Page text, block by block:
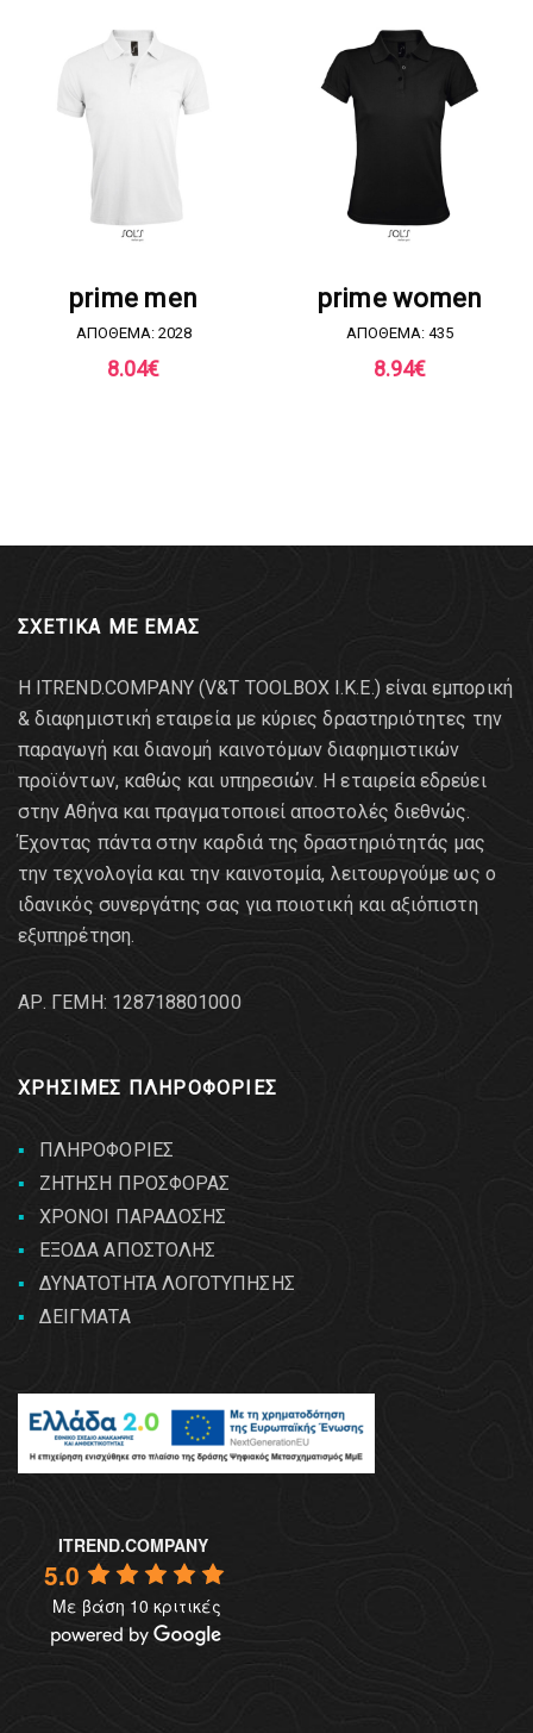
prime men
ΑΠΟΘΕΜΑ: 2028
8.04€
prime women
ΑΠΟΘΕΜΑ: 435
8.94€
ΣΧΕΤΙΚΑ ΜΕ ΕΜΑΣ
Η ITREND.COMPANY (V&T TOOLBOX Ι.Κ.Ε.) είναι εμπορική
& διαφημιστική εταιρεία με κύριες δραστηριότητες την
παραγωγή και διανομή καινοτόμων διαφημιστικών
προϊόντων, καθώς και υπηρεσιών. Η εταιρεία εδρεύει
στην Αθήνα και πραγματοποιεί αποστολές διεθνώς.
Έχοντας πάντα στην καρδιά της δραστηριότητάς μας
την τεχνολογία και την καινοτομία, λειτουργούμε ως ο
ιδανικός συνεργάτης σας για ποιοτική και αξιόπιστη
εξυπηρέτηση.
AΡ. ΓΕΜΗ: 128718801000
ΧΡΗΣΙΜΕΣ ΠΛΗΡΟΦΟΡΙΕΣ
ΠΛΗΡΟΦΟΡΙΕΣ
ΖΗΤΗΣΗ ΠΡΟΣΦΟΡΑΣ
ΧΡΟΝΟΙ ΠΑΡΑΔΟΣΗΣ
ΕΞΟΔΑ ΑΠΟΣΤΟΛΗΣ
ΔΥΝΑΤΟΤΗΤΑ ΛΟΓΟΤΥΠΗΣΗΣ
ΔΕΙΓΜΑΤΑ
ITREND.COMPANY
5.0
Με βάση 10 κριτικές